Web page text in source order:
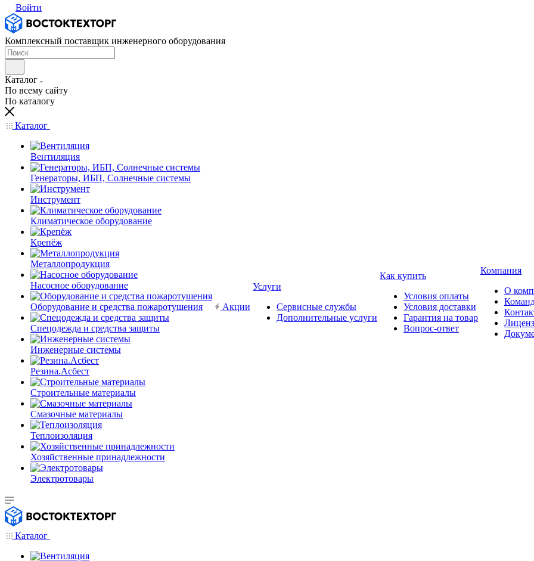
Войти
Комплексный поставщик инженерного оборудования
Каталог
По всему сайту
По каталогу
Каталог
Вентиляция
Генераторы, ИБП, Солнечные системы
Инструмент
Климатическое оборудование
Крепёж
Металлопродукция
Насосное оборудование
Оборудование и средства пожаротушения
Спецодежда и средства защиты
Инженерные системы
Резина.Асбест
Строительные материалы
Смазочные материалы
Теплоизоляция
Хозяйственные принадлежности
Электротовары
Акции
Услуги
Сервисные службы
Дополнительные услуги
Как купить
Условия оплаты
Условия доставки
Гарантия на товар
Вопрос-ответ
Компания
О
Каталог